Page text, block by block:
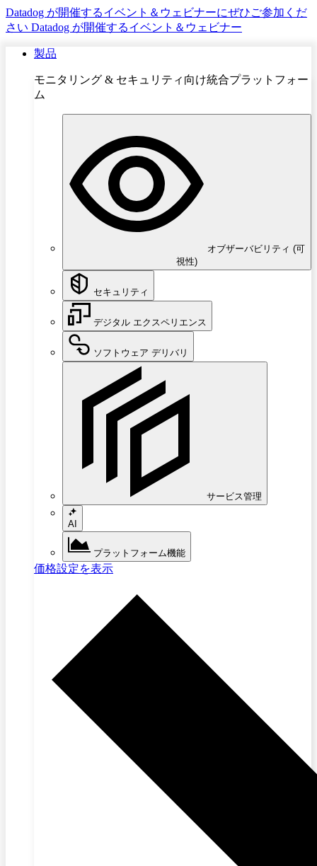
Datadog が開催するイベント＆ウェビナーにぜひご参加くだ
さい Datadog が開催するイベント＆ウェビナー
製品
モニタリング & セキュリティ向け統合プラットフォー
ム
オブザーバビリティ (可
視性)
セキュリティ
デジタル エクスペリエンス
ソフトウェア デリバリ
サービス管理
AI
プラットフォーム機能
価格設定を表示